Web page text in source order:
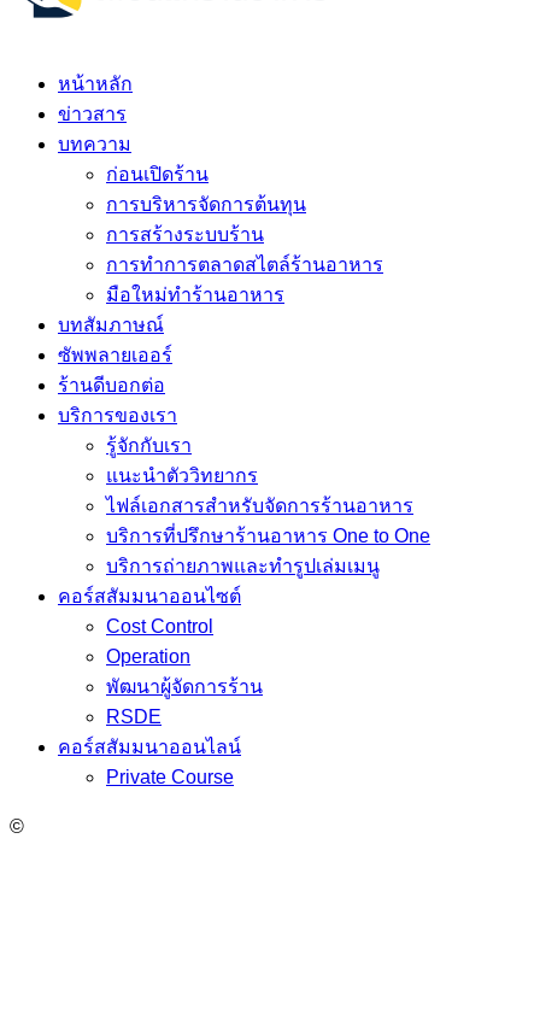
หน้าหลัก
ข่าวสาร
บทความ
ก่อนเปิดร้าน
การบริหารจัดการต้นทุน
การสร้างระบบร้าน
การทำการตลาดสไตล์ร้านอาหาร
มือใหม่ทำร้านอาหาร
บทสัมภาษณ์
ซัพพลายเออร์
ร้านดีบอกต่อ
บริการของเรา
รู้จักกับเรา
แนะนำตัววิทยากร
ไฟล์เอกสารสำหรับจัดการร้านอาหาร
บริการที่ปรึกษาร้านอาหาร One to One
บริการถ่ายภาพและทำรูปเล่มเมนู
คอร์สสัมมนาออนไซต์
Cost Control
Operation
พัฒนาผู้จัดการร้าน
RSDE
คอร์สสัมมนาออนไลน์
Private Course
©